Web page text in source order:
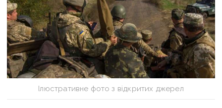
Ілюстративне фото з відкритих джерел